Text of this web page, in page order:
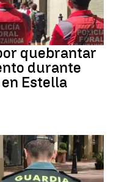
quebrantar
durante
Estella